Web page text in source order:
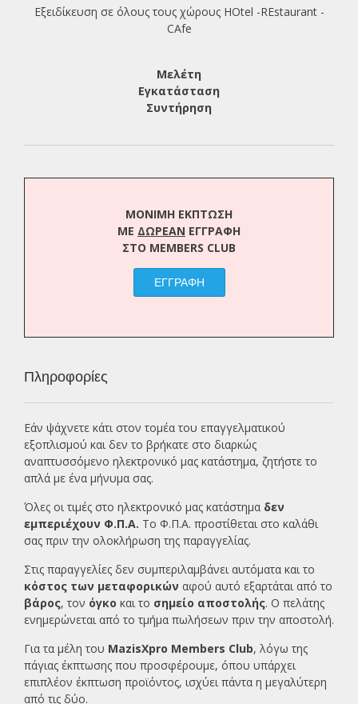
Εξειδίκευση σε όλους τους χώρους HOtel -REstaurant -
CAfe
Μελέτη
Εγκατάσταση
Συντήρηση
ΜΟΝΙΜΗ ΕΚΠΤΩΣΗ
ΜΕ ΔΩΡΕΑΝ ΕΓΓΡΑΦΗ
ΣΤΟ MEMBERS CLUB
ΕΓΓΡΑΦΗ
Πληροφορίες
Εάν ψάχνετε κάτι στον τομέα του επαγγελματικού
εξοπλισμού και δεν το βρήκατε στο διαρκώς
αναπτυσσόμενο ηλεκτρονικό μας κατάστημα, ζητήστε το
απλά με ένα μήνυμα σας.
Όλες οι τιμές στο ηλεκτρονικό μας κατάστημα δεν
εμπεριέχουν Φ.Π.Α. Το Φ.Π.Α. προστίθεται στο καλάθι
σας πριν την ολοκλήρωση της παραγγελίας.
Στις παραγγελίες δεν συμπεριλαμβάνει αυτόματα και το
κόστος των μεταφορικών αφού αυτό εξαρτάται από το
βάρος, τον όγκο και το σημείο αποστολής. Ο πελάτης
ενημερώνεται από το τμήμα πωλήσεων πριν την αποστολή.
Για τα μέλη του MazisXpro Members Club, λόγω της
πάγιας έκπτωσης που προσφέρουμε, όπου υπάρχει
επιπλέον έκπτωση προϊόντος, ισχύει πάντα η μεγαλύτερη
από τις δύο.